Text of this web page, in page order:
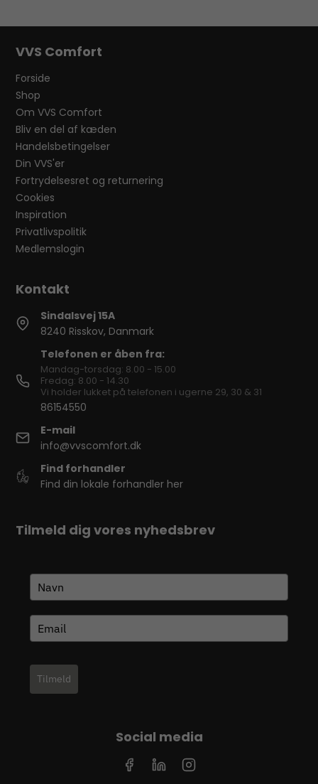
VVS Comfort
Forside
Shop
Om VVS Comfort
Bliv en del af kæden
Handelsbetingelser
Din VVS'er
Fortrydelsesret og returnering
Cookies
Inspiration
Privatlivspolitik
Medlemslogin
Sindalsvej 15A
8240 Risskov, Danmark
Telefonen er åben fra:
Mandag-torsdag: 8.00 - 15.00
Fredag: 8.00 - 14.30
Vi holder lukket på telefonen i ugerne 29, 30 & 31
86154550
E-mail
info@vvscomfort.dk
Find forhandler
Find din lokale forhandler her
Tilmeld dig vores nyhedsbrev
Tilmeld
Social media